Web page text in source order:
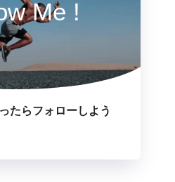
Me !
たらフォローしよう